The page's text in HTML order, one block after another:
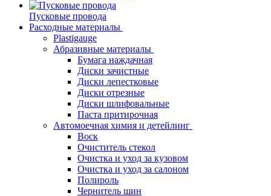
Пусковые провода
Расходные материалы
Plastigauge
Абразивные материалы
Бумага наждачная
Диски зачистные
Диски лепестковые
Диски отрезные
Диски шлифовальные
Паста притирочная
Автомоечная химия и детейлинг
Воск
Очиститель стекол
Очистка и уход за кузовом
Очистка и уход за салоном
Полироль
Чернитель шин